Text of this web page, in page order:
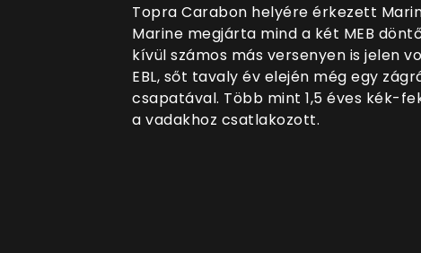
Topra Carabon helyére érkezett
Marine megjárta mind a két MEB
kívül számos más versenyen is jelen
EBL, sőt tavaly év elején még egy
csapatával. Több mint 1,5 éves kék-
a vadakhoz csatlakozott.